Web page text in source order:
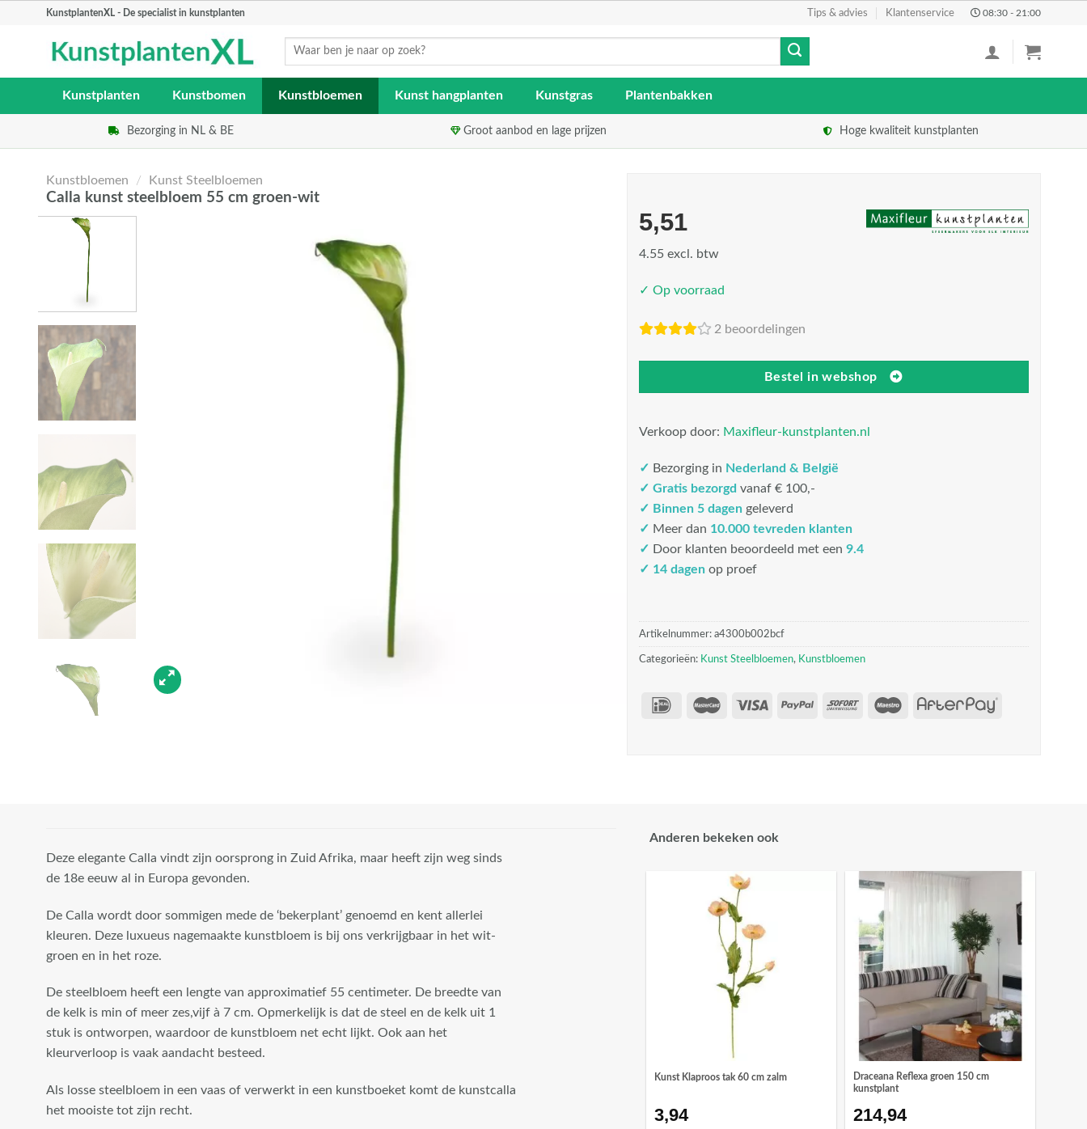
KunstplantenXL - De specialist in kunstplanten Tips & advies Klantenservice 08:30 - 21:00
Zoeken
Kunstplanten Kunstbomen Kunstbloemen Kunst hangplanten Kunstgras Plantenbakken
Bezorging in NL & BE Groot aanbod en lage prijzen Hoge kwaliteit kunstplanten
Kunstbloemen / Kunst Steelbloemen
Calla kunst steelbloem 55 cm groen-wit
5,51
4.55 excl. btw
✓ Op voorraad
2 beoordelingen
Bestel in webshop
Verkoop door: Maxifleur-kunstplanten.nl
✓ Bezorging in Nederland & België
✓ Gratis bezorgd vanaf € 100,-
✓ Binnen 5 dagengeleverd
✓ Meer dan 10.000 tevreden klanten
✓ Door klanten beoordeeld met een 9.4
✓ 14 dagenop proef
Artikelnummer: a4300b002bcf
Categorieën: Kunst Steelbloemen, Kunstbloemen
Deze elegante Calla vindt zijn oorsprong in Zuid Afrika, maar heeft zijn weg sinds
de 18e eeuw al in Europa gevonden.
De Calla wordt door sommigen mede de ‘bekerplant’ genoemd en kent allerlei
kleuren. Deze luxueus nagemaakte kunstbloem is bij ons verkrijgbaar in het wit-
groen en in het roze.
De steelbloem heeft een lengte van approximatief 55 centimeter. De breedte van
de kelk is min of meer zes,vijf à 7 cm. Opmerkelijk is dat de steel en de kelk uit 1
stuk is ontworpen, waardoor de kunstbloem net echt lijkt. Ook aan het
kleurverloop is vaak aandacht besteed.
Als losse steelbloem in een vaas of verwerkt in een kunstboeket komt de kunstcalla
het mooiste tot zijn recht.
Anderen bekeken ook
Kunst Klaproos tak 60 cm zalm
3,94
Draceana Reflexa groen 150 cm
kunstplant
214,94